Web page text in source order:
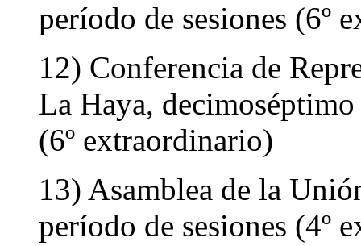
período de sesiones (6º
12) Conferencia de
La Haya,
(6º extraordinario)
13) Asamblea de la
período de sesiones (4º